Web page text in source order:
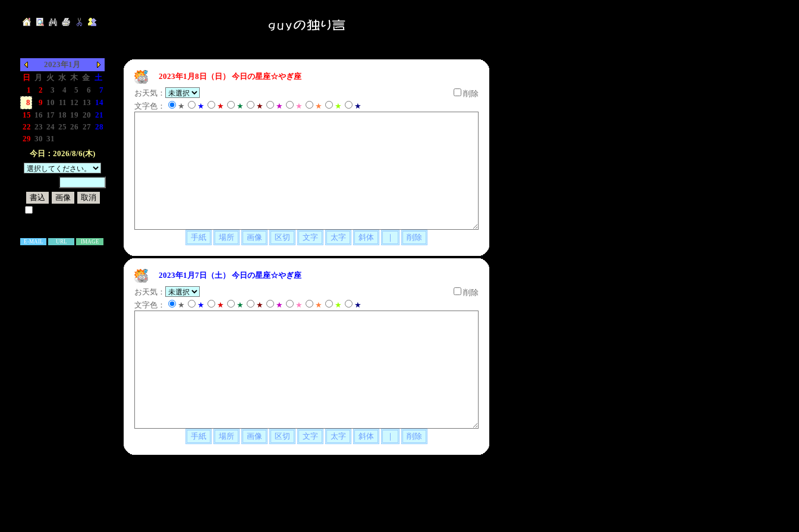
2023年1月
日
月 火 水 木 金 土
1
2 3 4 5 6
7
8
9 10 11 12 13 14
15 16 17 18 19 20 21
22 23 24 25 26 27 28
29 30 31
今日：2026/8/6(木)
E-MAIL URL IMAGE
2023年1月8日（日）
今日の星座☆やぎ座
お天気：
削除
文字色：
★ ★ ★ ★ ★ ★ ★ ★ ★ ★
2023年1月7日（土）
今日の星座☆やぎ座
お天気：
削除
文字色：
★ ★ ★ ★ ★ ★ ★ ★ ★ ★